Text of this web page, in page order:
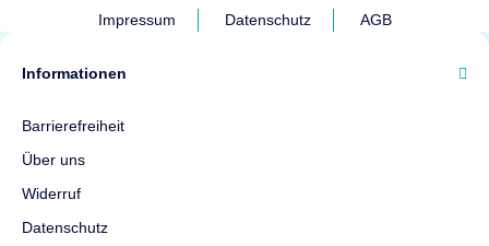
Impressum Datenschutz AGB
Informationen
Barrierefreiheit
Über uns
Widerruf
Datenschutz